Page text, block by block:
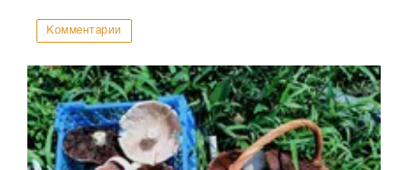
Комментарии